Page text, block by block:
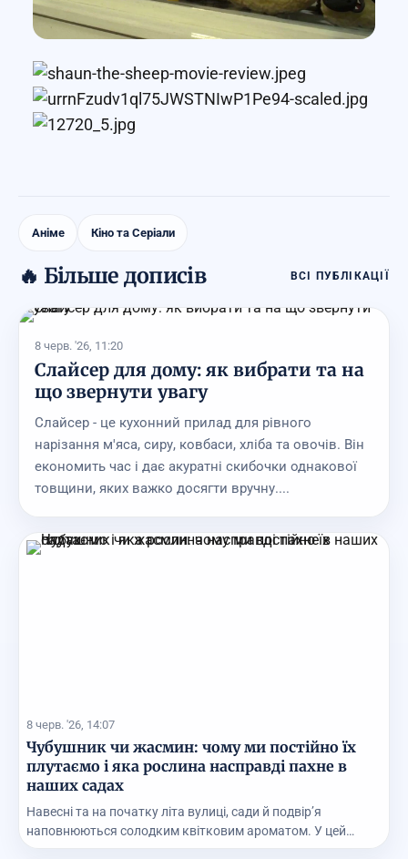
Аніме Кіно та Серіали
🔥 Більше дописів ВСІ ПУБЛІКАЦІЇ
8 черв. '26, 11:20
Слайсер для дому: як вибрати та на
що звернути увагу
Слайсер - це кухонний прилад для рівного
нарізання м'яса, сиру, ковбаси, хліба та овочів. Він
економить час і дає акуратні скибочки однакової
товщини, яких важко досягти вручну....
8 черв. '26, 14:07
Чубушник чи жасмин: чому ми постійно їх
плутаємо і яка рослина насправді пахне в
наших садах
Навесні та на початку літа вулиці, сади й подвір’я
наповнюються солодким квітковим ароматом. У цей